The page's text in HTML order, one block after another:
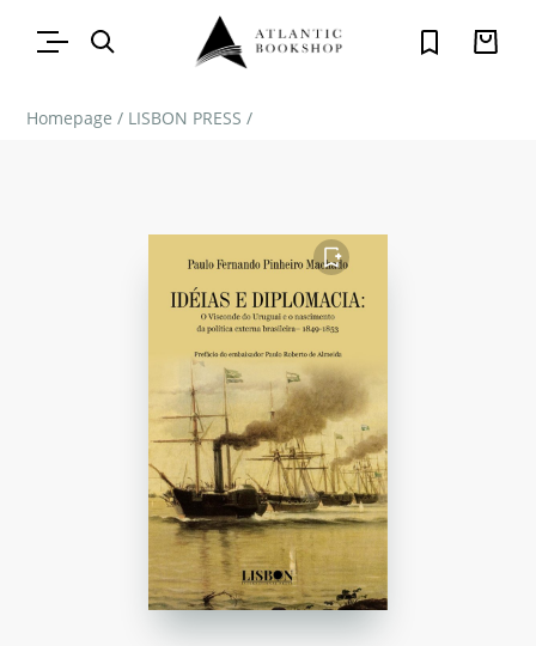
Homepage / LISBON PRESS /
FAVORITO